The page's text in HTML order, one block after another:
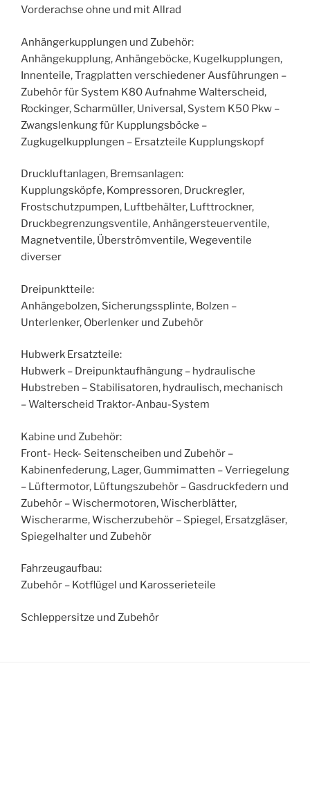
Vorderachse ohne und mit Allrad
Anhängerkupplungen und Zubehör:
Anhängekupplung, Anhängeböcke, Kugelkupplungen,
Innenteile, Tragplatten verschiedener Ausführungen –
Zubehör für System K80 Aufnahme Walterscheid,
Rockinger, Scharmüller, Universal, System K50 Pkw –
Zwangslenkung für Kupplungsböcke –
Zugkugelkupplungen – Ersatzteile Kupplungskopf
Druckluftanlagen, Bremsanlagen:
Kupplungsköpfe, Kompressoren, Druckregler,
Frostschutzpumpen, Luftbehälter, Lufttrockner,
Druckbegrenzungsventile, Anhängersteuerventile,
Magnetventile, Überströmventile, Wegeventile
diverser
Dreipunktteile:
Anhängebolzen, Sicherungssplinte, Bolzen –
Unterlenker, Oberlenker und Zubehör
Hubwerk Ersatzteile:
Hubwerk – Dreipunktaufhängung – hydraulische
Hubstreben – Stabilisatoren, hydraulisch, mechanisch
– Walterscheid Traktor-Anbau-System
Kabine und Zubehör:
Front- Heck- Seitenscheiben und Zubehör –
Kabinenfederung, Lager, Gummimatten – Verriegelung
– Lüftermotor, Lüftungszubehör – Gasdruckfedern und
Zubehör – Wischermotoren, Wischerblätter,
Wischerarme, Wischerzubehör – Spiegel, Ersatzgläser,
Spiegelhalter und Zubehör
Fahrzeugaufbau:
Zubehör – Kotflügel und Karosserieteile
Schleppersitze und Zubehör